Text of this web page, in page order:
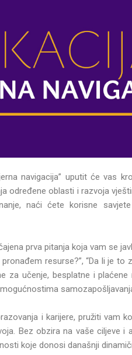
navigacija” uputit će vas
određene oblasti i razvoja
naći ćete korisne
prva pitanja koja vam se
pronađem resurse?”, “Da li je
za učenje, besplatne i
i karijere, pružiti vam
Bez obzira na vaše ciljeve i
koje donosi današnji